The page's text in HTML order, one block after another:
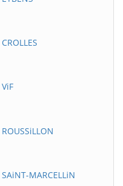
MARCELLiN